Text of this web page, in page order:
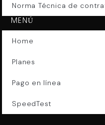
Norma Técnica de
MENÚ
Home
Planes
Pago en línea
SpeedTest